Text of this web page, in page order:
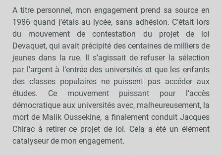
A titre personnel, mon engagement prend sa source en
1986 quand j’étais au lycée, sans adhésion. C’était lors
du mouvement de contestation du projet de loi
Devaquet, qui avait précipité des centaines de milliers de
jeunes dans la rue. Il s’agissait de refuser la sélection
par l’argent à l’entrée des universités et que les enfants
des classes populaires ne puissent pas accéder aux
études. Ce mouvement puissant pour l’accès
démocratique aux universités avec, malheureusement, la
mort de Malik Oussekine, a finalement conduit Jacques
Chirac à retirer ce projet de loi. Cela a été un élément
catalyseur de mon engagement.